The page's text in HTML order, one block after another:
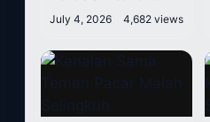
Pasangan
July 4, 2026 4,682 views